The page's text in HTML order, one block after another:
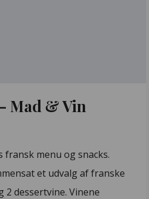
Mad & Vin
fransk menu og snacks.
et udvalg af franske
2 dessertvine. Vinene